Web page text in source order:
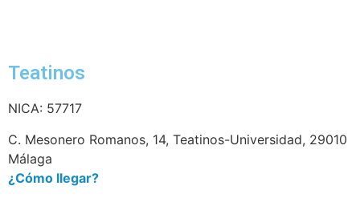
Teatinos
NICA: 57717
C. Mesonero Romanos, 14, Teatinos-Universidad, 29010
Málaga
¿Cómo llegar?